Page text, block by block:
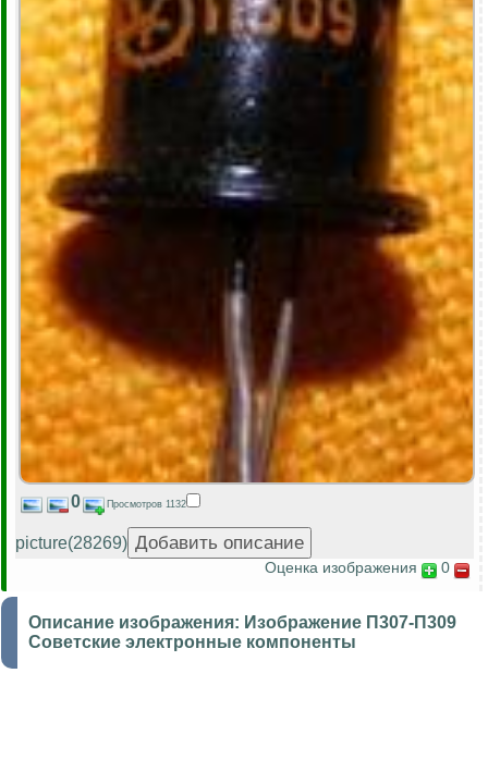
0 Просмотров 1132
picture(28269)
Оценка изображения 0
Описание изображения: Изображение П307-П309
Советские электронные компоненты